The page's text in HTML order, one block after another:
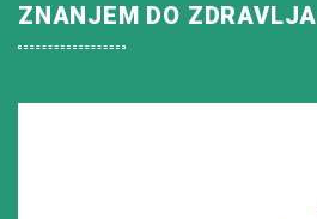
ZNANJEM DO ZDRAVLJA